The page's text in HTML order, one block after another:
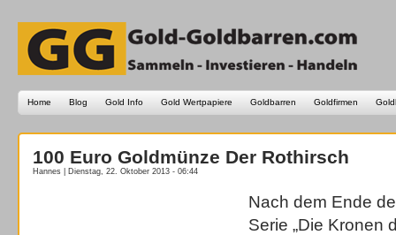
Home Blog Gold Info Gold Wertpapiere Goldbarren Goldfirmen
100 Euro Goldmünze Der Rothirsch
Hannes | Dienstag, 22. Oktober 2013 - 06:44
Nach dem Ende
Serie „Die Kronen